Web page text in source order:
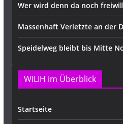
Wer wird denn da noch
Massenhaft Verletzte an der
Speidelweg bleibt bis Mitte
WILIH im Überblick
Startseite